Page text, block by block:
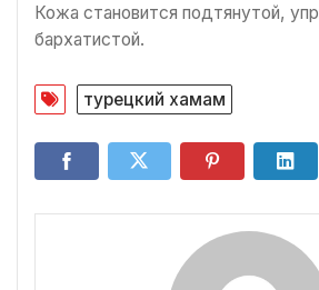
Кожа становится подтянутой,
бархатистой.
турецкий хамам